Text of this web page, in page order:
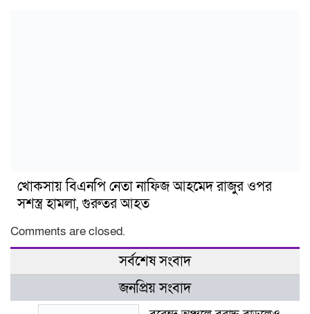
খোকসায় বিএনপি নেতা নাফিজ আহমেদ রাজুর ওপর
সশস্ত্র হামলা, গুরুতর আহত
Comments are closed.
সর্বশেষ সংবাদ
জনপ্রিয় সংবাদ